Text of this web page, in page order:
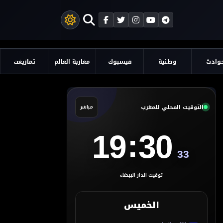
وطنية فيسبوك مغاربة العالم تمازيغت
التوقيت المحلي للمغرب مباشر
19:30 33
توقيت الدار البيضاء
الخميس